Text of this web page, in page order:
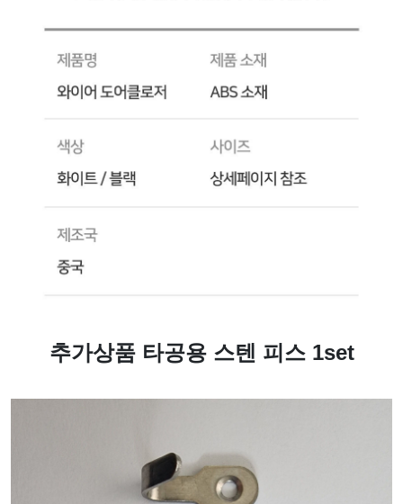
추가상품 타공용 스텐 피스 1set